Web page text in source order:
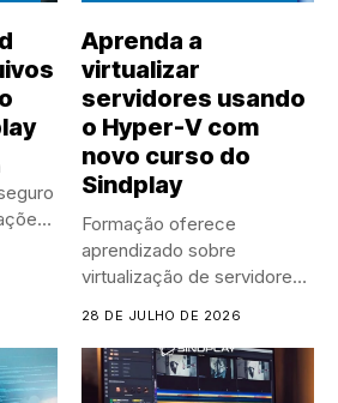
Aprenda a
virtualizar
servidores usando
o Hyper-V com
novo curso do
Sindplay
Formação oferece
aprendizado sobre
virtualização de servidores,
28 DE JULHO DE 2026